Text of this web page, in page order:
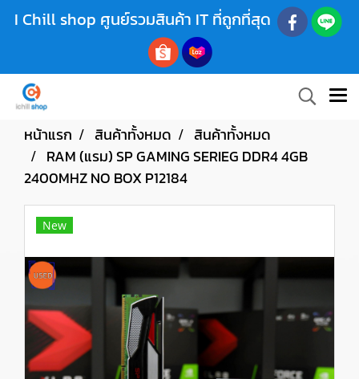
I Chill shop ศูนย์รวมสินค้า IT ที่ถูกที่สุด
หน้าแรก สินค้าทั้งหมด
สินค้าทั้งหมด
RAM (แรม) SP GAMING SERIEG DDR4 4GB
2400MHZ NO BOX P12184
New